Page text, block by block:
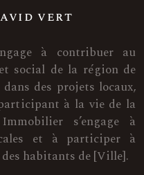
vert
à contribuer au
social de la région de
des projets locaux,
à la vie de la
s’engage à
et à participer à
habitants de [Ville].